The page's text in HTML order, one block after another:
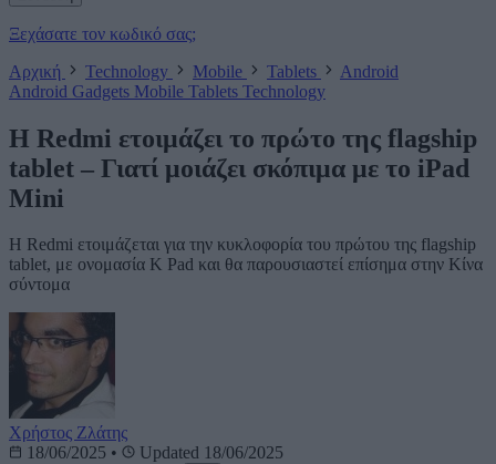
Ξεχάσατε τον κωδικό σας;
Αρχική
Technology Mobile Tablets
Android
Android Gadgets Mobile Tablets Technology
Η Redmi ετοιμάζει το πρώτο της flagship
tablet – Γιατί μοιάζει σκόπιμα με το iPad
Mini
Η Redmi ετοιμάζεται για την κυκλοφορία του πρώτου της flagship
tablet, με ονομασία K Pad και θα παρουσιαστεί επίσημα στην Κίνα
σύντομα
Χρήστος Ζλάτης
18/06/2025 •
Updated 18/06/2025